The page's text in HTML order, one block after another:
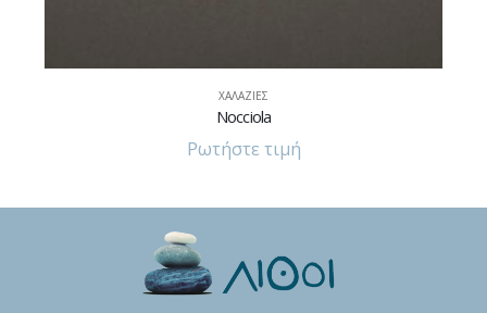
ΧΑΛΑΖΊΕΣ
White Lights Jumbo
Ρωτήστε τιμή